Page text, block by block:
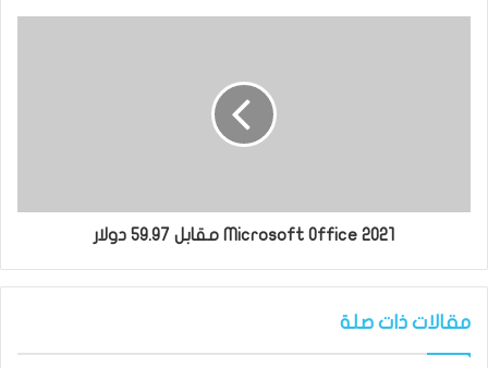
Microsoft Office 2021 مقابل 59.97 دولار
مقالات ذات صلة